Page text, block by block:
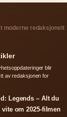
moderne redaksjonelt
blir
av redaksjonen for
Legends – Alt du
vite om 2025-filmen